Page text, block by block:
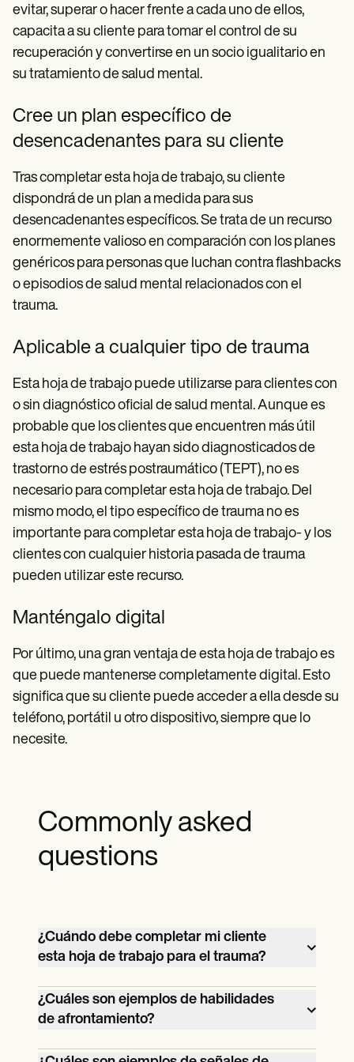
evitar, superar o hacer frente a cada uno de ellos,
capacita a su cliente para tomar el control de su
recuperación y convertirse en un socio igualitario en
su tratamiento de salud mental.
Cree un plan específico de
desencadenantes para su cliente
Tras completar esta hoja de trabajo, su cliente
dispondrá de un plan a medida para sus
desencadenantes específicos. Se trata de un recurso
enormemente valioso en comparación con los planes
genéricos para personas que luchan contra flashbacks
o episodios de salud mental relacionados con el
trauma.
Aplicable a cualquier tipo de trauma
Esta hoja de trabajo puede utilizarse para clientes con
o sin diagnóstico oficial de salud mental. Aunque es
probable que los clientes que encuentren más útil
esta hoja de trabajo hayan sido diagnosticados de
trastorno de estrés postraumático (TEPT), no es
necesario para completar esta hoja de trabajo. Del
mismo modo, el tipo específico de trauma no es
importante para completar esta hoja de trabajo- y los
clientes con cualquier historia pasada de trauma
pueden utilizar este recurso.
Manténgalo digital
Por último, una gran ventaja de esta hoja de trabajo es
que puede mantenerse completamente digital. Esto
significa que su cliente puede acceder a ella desde su
teléfono, portátil u otro dispositivo, siempre que lo
necesite.
Commonly asked
questions
¿Cuándo debe completar mi cliente
esta hoja de trabajo para el trauma?
Esta hoja de trabajo está diseñada para
ser completada, al menos en parte, junto
con el profesional de salud mental
principal de su cliente. Debe rellenarse
¿Cuáles son ejemplos de habilidades
de afrontamiento?
Diferentes personas tendrán diferentes